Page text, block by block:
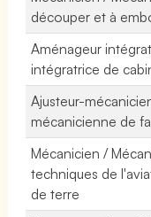
découper et à
Aménageur
intégratrice de
Ajusteur-
mécanicienne de
Mécanicien /
techniques de
de terre